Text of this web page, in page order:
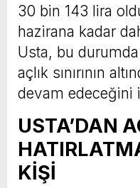
30 bin 143 lira
hazirana kadar
Usta, bu
açlık sınırının
devam edeceğini
USTA’DAN
KİŞİ